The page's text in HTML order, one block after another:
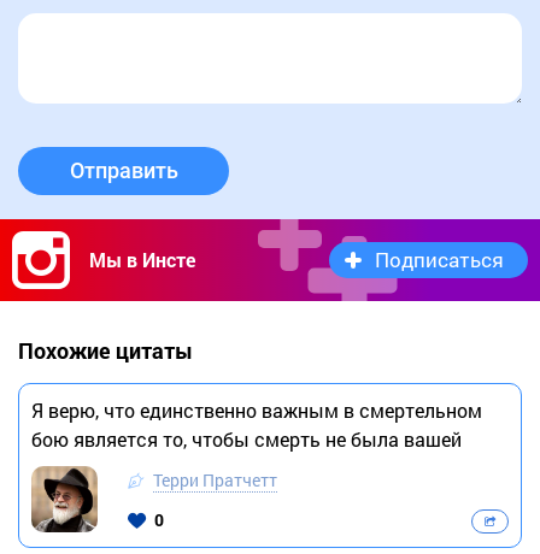
Отправить
Мы в Инсте Подписаться
Похожие цитаты
Я верю, что единственно важным в смертельном
бою является то, чтобы смерть не была вашей
Терри Пратчетт
0